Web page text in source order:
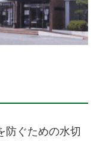
防ぐための水切